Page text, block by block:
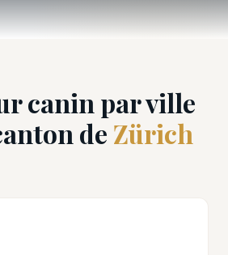
canin par ville
de Zürich